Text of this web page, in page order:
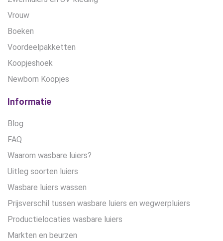
Vrouw
Boeken
Voordeelpakketten
Koopjeshoek
Newborn Koopjes
Informatie
Blog
FAQ
Waarom wasbare luiers?
Uitleg soorten luiers
Wasbare luiers wassen
Prijsverschil tussen wasbare luiers en wegwerpluiers
Productielocaties wasbare luiers
Markten en beurzen